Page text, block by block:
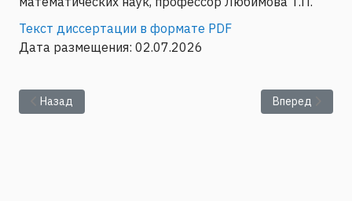
Текст диссертации в формате PDF
Дата размещения: 02.07.2026
Предыдущий: Защита диссертации Сомова С.А. на
Назад Следующий:
Вперед